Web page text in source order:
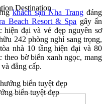
Destination
khách sạn Nha Trangđáng
Beach Resort & Spa gây ấn
đại và vẻ đẹp nguyên sơ
242 phòng nghỉ sang trọng,
nhà 10 tầng hiện đại và 80
bờ biển xanh ngọc, mang
đẳng cấp.
biển tuyệt đẹp